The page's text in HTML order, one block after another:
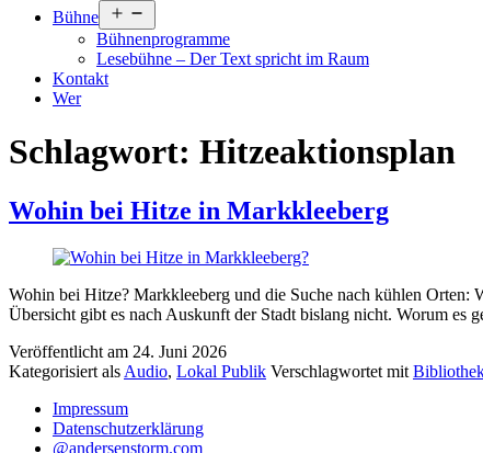
Bühne
öffnen
Bühnenprogramme
Lesebühne – Der Text spricht im Raum
Kontakt
Wer
Schlagwort: Hitzeaktionsplan
Wohin bei Hitze in Markkleeberg
Wohin bei Hitze? Markkleeberg und die Suche nach kühlen
Übersicht gibt es nach Auskunft der Stadt bislang nicht. Worum
Veröffentlicht am 24. Juni 2026
Kategorisiert als Audio, Lokal Publik Verschlagwortet mit
Impressum
Datenschutzerklärung
@andersenstorm.com